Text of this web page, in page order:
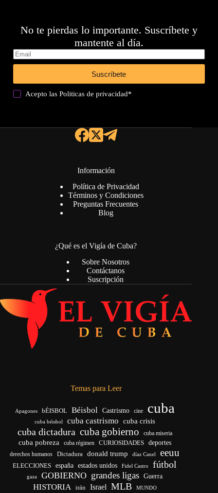
No te pierdas lo importante. Suscríbete y
mantente al día.
Suscríbete
Acepto lasPoliticas de privacidad*
Información
Política de Privacidad
Términos y Condiciones
Preguntas Frecuentes
Blog
¿Qué es el Vigía de Cuba?
Sobre Nosotros
Contáctanos
Suscripción
Temas para Leer
Apagones bÉISBOL Béisbol Castrismo cine cuba
cuba béisbol cuba castrismo cuba crisis
cuba dictadura cuba gobierno cuba miseria
cuba pobreza cuba régimen CURIOSIDADES deportes
derechos humanos Dictadura donald trump díaz Canel eeuu
ELECCIONES españa estados unidos Fidel Castro fútbol
gaza GOBIERNO grandes ligas Guerra
HISTORIA irán Israel MLB MUNDO